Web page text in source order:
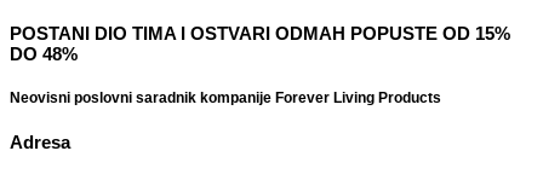
POSTANI DIO TIMA I OSTVARI ODMAH POPUSTE OD 15%
DO 48%
Neovisni poslovni saradnik kompanije Forever Living Products
Adresa